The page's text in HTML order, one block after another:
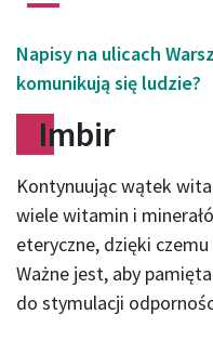
Napisy na ulicach
komunikują się ludzie?
Imbir
Kontynuując wątek
wiele witamin i
eteryczne, dzięki
Ważne jest, aby
do stymulacji